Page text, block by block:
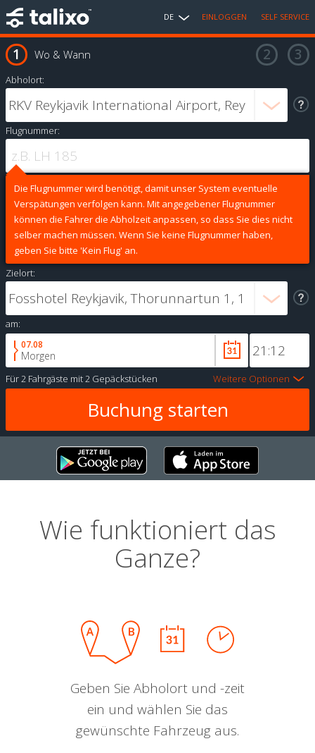
DE EINLOGGEN SELF SERVICE
Wo & Wann
Abholort:
Flugnummer:
Die Flugnummer wird benötigt, damit unser System eventuelle
Verspätungen verfolgen kann. Mit angegebener Flugnummer
können die Fahrer die Abholzeit anpassen, so dass Sie dies nicht
selber machen müssen. Wenn Sie keine Flugnummer haben,
geben Sie bitte 'Kein Flug' an.
Zielort:
am:
07.08
Morgen
Für2 Fahrgäste mit2 Gepäckstücken Weitere Optionen
Wie funktioniert das
Ganze?
Geben Sie Abholort und -zeit
ein und wählen Sie das
gewünschte Fahrzeug aus.